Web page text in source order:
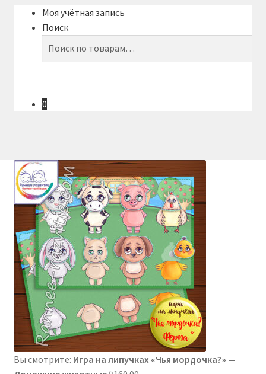
Моя учётная запись
Поиск
0
Вы смотрите: Игра на липучках «Чья мордочка?» —